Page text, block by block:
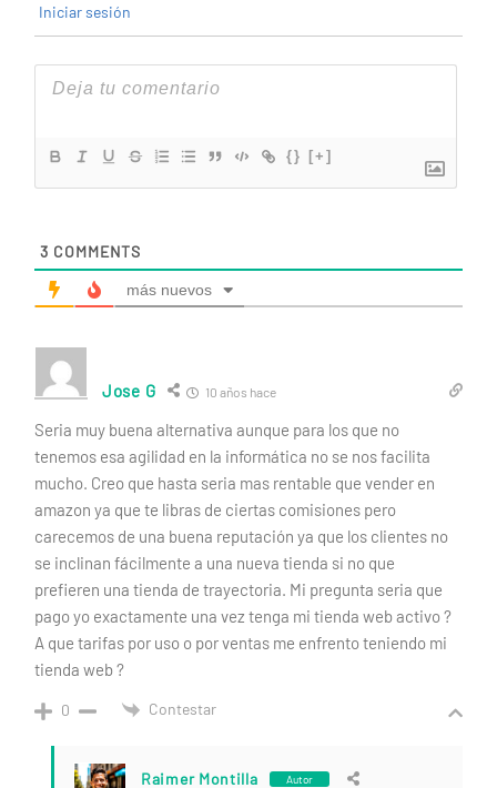
Iniciar sesión
{} [+]
3 COMMENTS
más nuevos
Jose G 10 años hace
Seria muy buena alternativa aunque para los que no
tenemos esa agilidad en la informática no se nos facilita
mucho. Creo que hasta seria mas rentable que vender en
amazon ya que te libras de ciertas comisiones pero
carecemos de una buena reputación ya que los clientes no
se inclinan fácilmente a una nueva tienda si no que
prefieren una tienda de trayectoria. Mi pregunta seria que
pago yo exactamente una vez tenga mi tienda web activo ?
A que tarifas por uso o por ventas me enfrento teniendo mi
tienda web ?
0 Contestar
Raimer Montilla Autor